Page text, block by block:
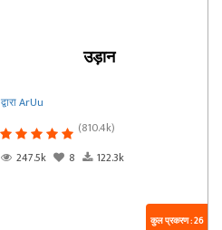
उड़ान
द्वारा ArUu
(810.4k)
247.5k
8 122.3k
कुल प्रकरण : 26